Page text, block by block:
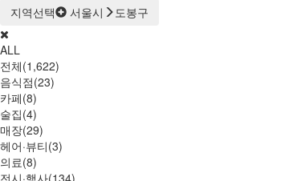
지역선택
서울시 도봉구
ALL
전체(1,622)
음식점(23)
카페(8)
술집(4)
매장(29)
헤어·뷰티(3)
의료(8)
전시·행사(134)